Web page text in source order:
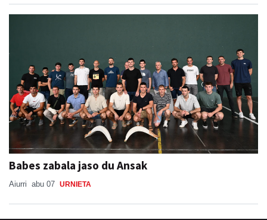
Babes zabala jaso du Ansak
Aiurri abu 07 URNIETA